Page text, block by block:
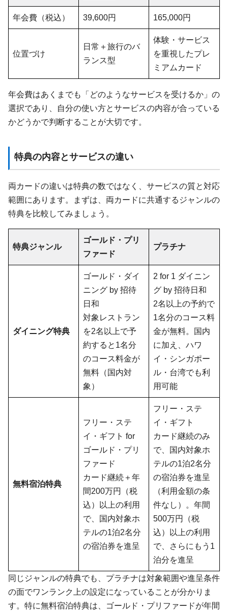
年会費（税込） 39,600円 165,000円
位置づけ
日常＋旅行のバ
ランス型
体験・サービス
を重視したプレ
ミアムカード
年会費はあくまでも「どのようなサービスを受けるか」の
選択であり、自分の使い方とサービスの内容が合っている
かどうかで判断することが大切です。
特典の内容とサービスの違い
両カードの違いは特典の数ではなく、サービスの質と対応
範囲にあります。まずは、両カードに共通するジャンルの
特典を比較してみましょう。
特典ジャンル
ゴールド・プリ
ファード
プラチナ
ダイニング特典
ゴールド・ダイ
ニング by 招待
日和
対象レストラン
を2名以上で予
約すると1名分
のコース料金が
無料（国内対
象）
2 for 1 ダイニン
グ by 招待日和
2名以上の予約で
1名分のコース料
金が無料。国内
に加え、ハワ
イ・シンガポー
ル・台湾でも利
用可能
無料宿泊特典
フリー・ステ
イ・ギフト for
ゴールド・プリ
ファード
カード継続＋年
間200万円（税
込）以上の利用
で、国内対象ホ
テルの1泊2名分
の宿泊券を進呈
フリー・ステ
イ・ギフト
カード継続のみ
で、国内対象ホ
テルの1泊2名分
の宿泊券を進呈
（利用金額の条
件なし）。年間
500万円（税
込）以上の利用
で、さらにもう1
泊分を進呈
同じジャンルの特典でも、プラチナは対象範囲や進呈条件
の面でワンランク上の設定になっていることが分かりま
す。特に無料宿泊特典は、ゴールド・プリファードが年間